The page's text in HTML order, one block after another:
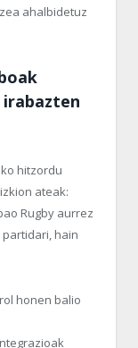
ahalbidetuz
hitzordu
ateak:
Rugby aurrez
hain
honen balio